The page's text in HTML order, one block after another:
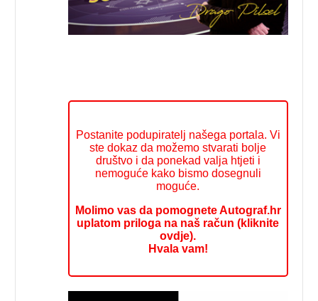
Postanite podupiratelj našega portala. Vi
ste dokaz da možemo stvarati bolje
društvo i da ponekad valja htjeti i
nemoguće kako bismo dosegnuli
moguće.
Molimo vas da pomognete Autograf.hr
uplatom priloga na naš račun (kliknite
ovdje).
Hvala vam!